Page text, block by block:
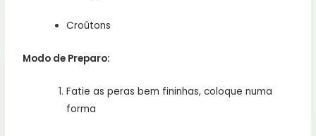
Croûtons
Modo de Preparo:
Fatie as peras bem fininhas, coloque numa
forma